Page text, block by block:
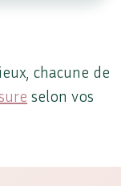
chacune de
selon vos